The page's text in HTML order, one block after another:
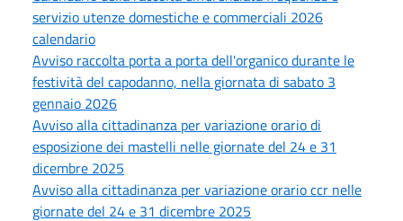
servizio utenze domestiche e commerciali 2026
calendario
Avviso raccolta porta a porta dell'organico durante le
festività del capodanno, nella giornata di sabato 3
gennaio 2026
Avviso alla cittadinanza per variazione orario di
esposizione dei mastelli nelle giornate del 24 e 31
dicembre 2025
Avviso alla cittadinanza per variazione orario ccr nelle
giornate del 24 e 31 dicembre 2025